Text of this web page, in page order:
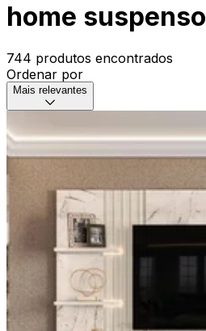
home suspenso
744 produtos encontrados
Ordenar por
Mais relevantes